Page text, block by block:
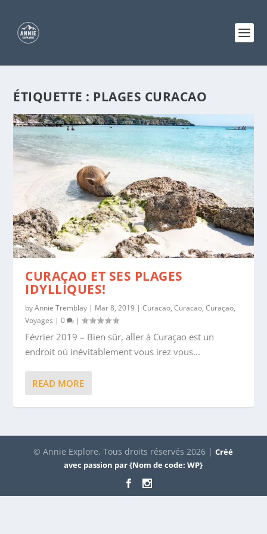
ÉTIQUETTE : PLAGES CURACAO
CURAÇAO ET SES PLAGES
IDYLLIQUES!
byAnnie Tremblay | Mar 8, 2019 |Curacao,Curacao,Curaçao,
Voyages |0 |
Février 2019 – Bien sûr, aller à Curaçao est un
endroit où inévitablement vous irez vous...
READ MORE
© Annie Explore, Tous droits réservés 2026 |Créé
avec passion par {Nom de code: WP}